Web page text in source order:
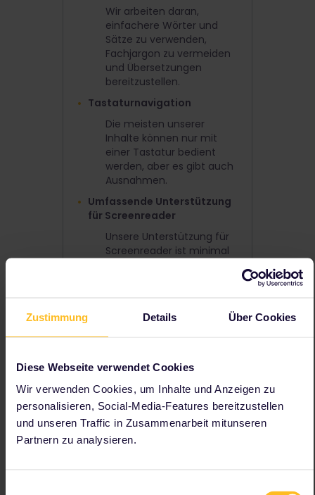
Zustimmung Details Über Cookies
Diese Webseite verwendet Cookies
Wir verwenden Cookies, um Inhalte und Anzeigen zu
personalisieren, Social-Media-Features bereitzustellen
und unseren Traffic in Zusammenarbeit mitunseren
Partnern zu analysieren.
Wir arbeiten daran,
einfachere Wörter und
Sätze zu verwenden,
Fachjargon zu vermeiden
und Übersetzungen
bereitzustellen.
Tastaturnavigation
Die meisten unserer
Inhalte können nur mit
einer Tastatur bedient
werden, aber es gibt auch
Ausnahmen.
Umfassende Unterstützung
für Screenreader
Unsere Unterstützung für
Screenreader ist minimal
von Aufgaben
Wir streben an, die Anzahl
und Aufgaben einfacher
Bildschirmausrichtung in der
App
Es ist derzeit nicht
möglich, dein Gerät zu